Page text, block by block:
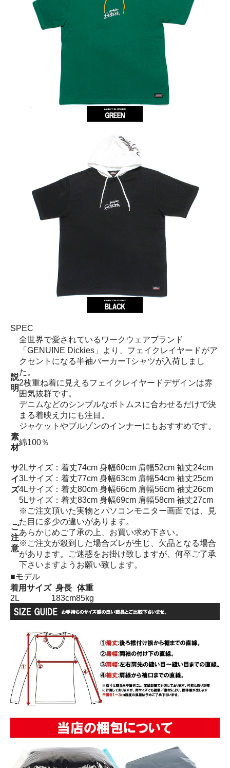
SPEC
説
明
全世界で愛されているワークウェアブランド
「GENUINE Dickies」より、フェイクレイヤードがア
クセントになる半袖パーカーTシャツが入荷しまし
た。
2枚重ね着に見えるフェイクレイヤードデザインは雰
囲気抜群です。
デニムなどのシンプルなボトムスに合わせるだけで決
まる着映え力にも注目。
ジャケットやブルゾンのインナーにもおすすめです。
素
材
綿100％
サ
イ
ズ
2Lサイズ：着丈74cm 身幅60cm 肩幅52cm 袖丈24cm
3Lサイズ：着丈77cm 身幅63cm 肩幅54cm 袖丈25cm
4Lサイズ：着丈80cm 身幅66cm 肩幅56cm 袖丈26cm
5Lサイズ：着丈83cm 身幅69cm 肩幅58cm 袖丈27cm
ご
注
意
※ご注文頂いた実物とパソコンモニター画面では、見
た目に多少の違いがあります。
あらかじめご了承の上、お買い求め下さい。
※ご注文が殺到した場合ズレが生じ、欠品となる場合
があります。ご迷惑をお掛け致しますが、何卒ご了承
下さいますようお願い致します。
■モデル
着用サイズ 身長 体重
2L
183cm85kg